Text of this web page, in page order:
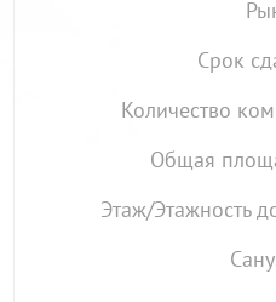
Срок
Количество
Общая
Этаж/Этажность